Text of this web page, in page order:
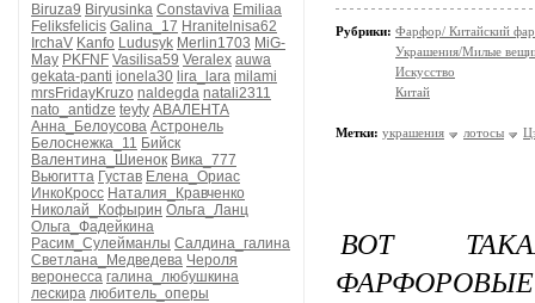
Biruza9 Biryusinka Constaviva Emiliaa
Feliksfelicis Galina_17 Hranitelnisa62
IrchaV Kanfo Ludusyk Merlin1703 MiG-
May PKFNF Vasilisa59 Veralex auwa
gekata-panti ionela30 lira_lara milami
mrsFridayKruzo naldegda natali2311
nato_antidze teyty АВАЛЕНТА
Анна_Белоусова Астронель
Белоснежка_11 Бийск
Валентина_Шиенок Вика_777
Вьюгитта Густав Елена_Ориас
ИнкоКросс Наталия_Кравченко
Николай_Кофырин Ольга_Ланц
Ольга_Фадейкина
Расим_Сулейманлы Салдина_галина
Светлана_Медведева Чероля
веронесса галина_любушкина
лескира любитель_оперы
Рубрики: Фарфор/ Китайский
Украшения/Милые
Искусство
Китай
Метки: украшения лотосы
ВОТ